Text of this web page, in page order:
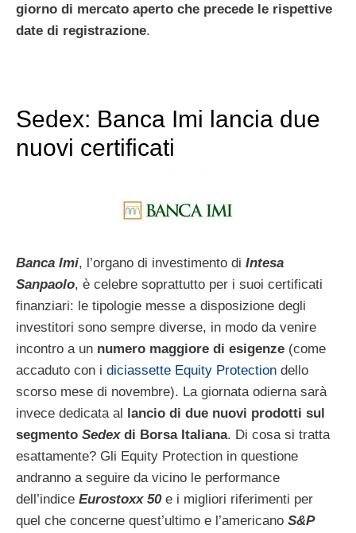
giorno di mercato aperto che precede le rispettive
date di registrazione.
Sedex: Banca Imi lancia due
nuovi certificati
Banca Imi, l’organo di investimento di Intesa
Sanpaolo, è celebre soprattutto per i suoi certificati
finanziari: le tipologie messe a disposizione degli
investitori sono sempre diverse, in modo da venire
incontro a un numero maggiore di esigenze (come
accaduto con i diciassette Equity Protection dello
scorso mese di novembre). La giornata odierna sarà
invece dedicata al lancio di due nuovi prodotti sul
segmento Sedexdi Borsa Italiana. Di cosa si tratta
esattamente? Gli Equity Protection in questione
andranno a seguire da vicino le performance
dell’indice Eurostoxx 50e i migliori riferimenti per
quel che concerne quest’ultimo e l’americano S&P